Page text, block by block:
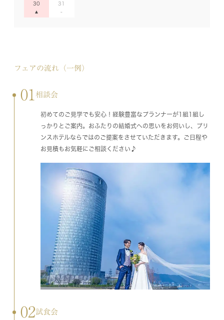
30 31
フェアの流れ（一例）
01 相談会
初めてのご見学でも安心！経験豊富なプランナーが1組1組し
っかりとご案内。おふたりの結婚式への思いをお伺いし、プリ
ンスホテルならではのご提案をさせていただきます。ご日程や
お見積もお気軽にご相談ください♪
02試食会